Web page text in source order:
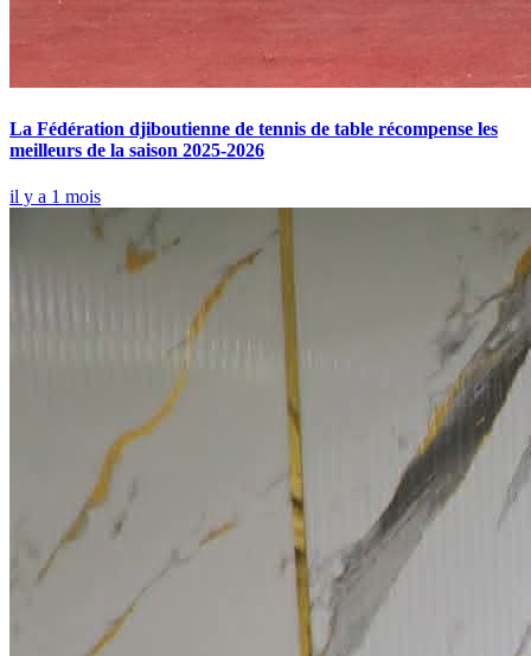
La Fédération djiboutienne de tennis de table récompense les
meilleurs de la saison 2025-2026
il y a 1 mois